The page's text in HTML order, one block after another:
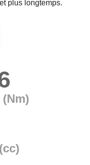
plus longtemps.